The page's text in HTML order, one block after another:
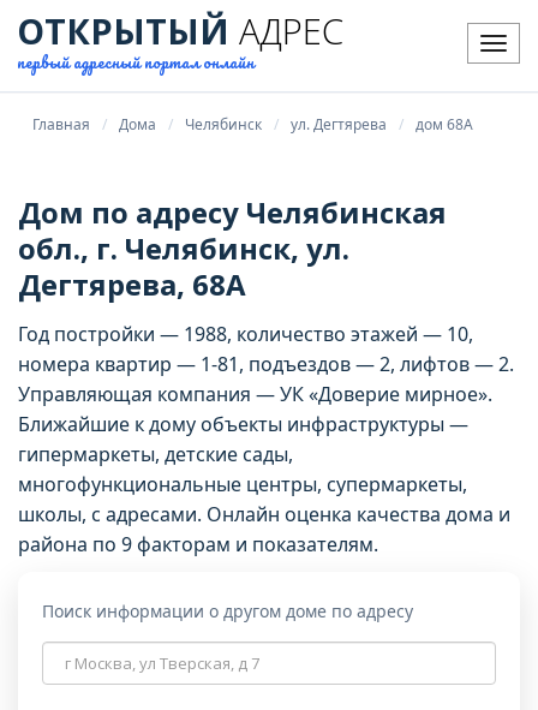
ОТКРЫТЫЙ АДРЕС
первый адресный портал онлайн
Главная Дома Челябинск ул. Дегтярева дом 68А
Дом по адресу Челябинская
обл., г. Челябинск, ул.
Дегтярева, 68А
Год постройки — 1988, количество этажей — 10,
номера квартир — 1-81, подъездов — 2, лифтов — 2.
Управляющая компания — УК «Доверие мирное».
Ближайшие к дому объекты инфраструктуры —
гипермаркеты, детские сады,
многофункциональные центры, супермаркеты,
школы, с адресами. Онлайн оценка качества дома и
района по 9 факторам и показателям.
Поиск информации о другом доме по адресу
Адрес
дома